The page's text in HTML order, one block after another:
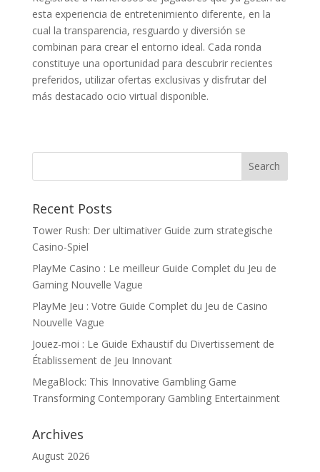
esta experiencia de entretenimiento diferente, en la
cual la transparencia, resguardo y diversión se
combinan para crear el entorno ideal. Cada ronda
constituye una oportunidad para descubrir recientes
preferidos, utilizar ofertas exclusivas y disfrutar del
más destacado ocio virtual disponible.
Recent Posts
Tower Rush: Der ultimativer Guide zum strategische
Casino-Spiel
PlayMe Casino : Le meilleur Guide Complet du Jeu de
Gaming Nouvelle Vague
PlayMe Jeu : Votre Guide Complet du Jeu de Casino
Nouvelle Vague
Jouez-moi : Le Guide Exhaustif du Divertissement de
Établissement de Jeu Innovant
MegaBlock: This Innovative Gambling Game
Transforming Contemporary Gambling Entertainment
Archives
August 2026